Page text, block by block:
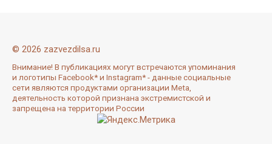
© 2026 zazvezdilsa.ru
Внимание! В публикациях могут встречаются упоминания
и логотипы Facebook* и Instagram* - данные социальные
сети являются продуктами организации Meta,
деятельность которой признана экстремистской и
запрещена на территории России